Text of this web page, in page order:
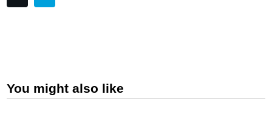
You might also like